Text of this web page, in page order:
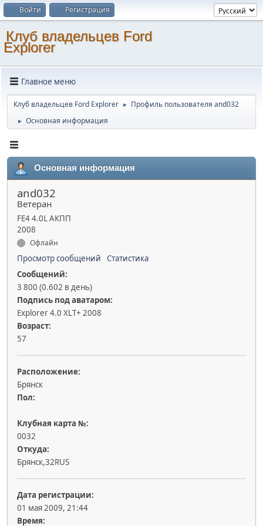
Войти Регистрация
Клуб владельцев Ford
Explorer
Главное меню
Клуб владельцев Ford Explorer ► Профиль пользователя and032
► Основная информация
Основная информация
and032
Ветеран
FE4 4.0L АКПП
2008
Офлайн
Просмотр сообщений
Статистика
Сообщений:
3 800 (0.602 в день)
Подпись под аватаром:
Explorer 4.0 XLT+ 2008
Возраст:
57
Расположение:
Брянск
Пол:
Клубная карта №:
0032
Откуда:
Брянск,32RUS
Дата регистрации:
01 мая 2009, 21:44
Время: